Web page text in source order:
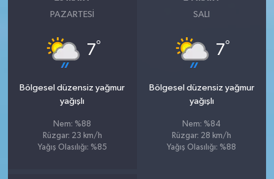
PAZARTESI
7°
Bölgesel düzensiz yağmur
yağışlı
Nem: %88
Rüzgar: 23 km/h
Yağış Olasılığı: %85
SALI
7°
Bölgesel düzensiz yağmur
yağışlı
Nem: %84
Rüzgar: 28 km/h
Yağış Olasılığı: %88